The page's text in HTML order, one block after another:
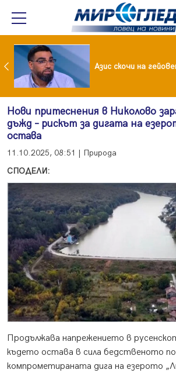
във фейсбук и инстаграм за непълнолетни Азис скочи на
Нови притеснения в Николово
дъжд – рискът за дигата на
остава
11.10.2025, 08:51 | Природа
СПОДЕЛИ:
Продължава напрежението в
където остава в сила бедственото
компрометираната дига на езерото